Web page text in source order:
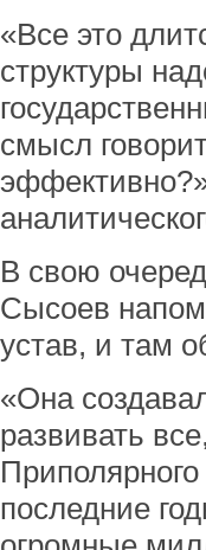
«Все это
структуры
смысл
В свою
Сысоев
устав, и там
«Она
развивать
последние